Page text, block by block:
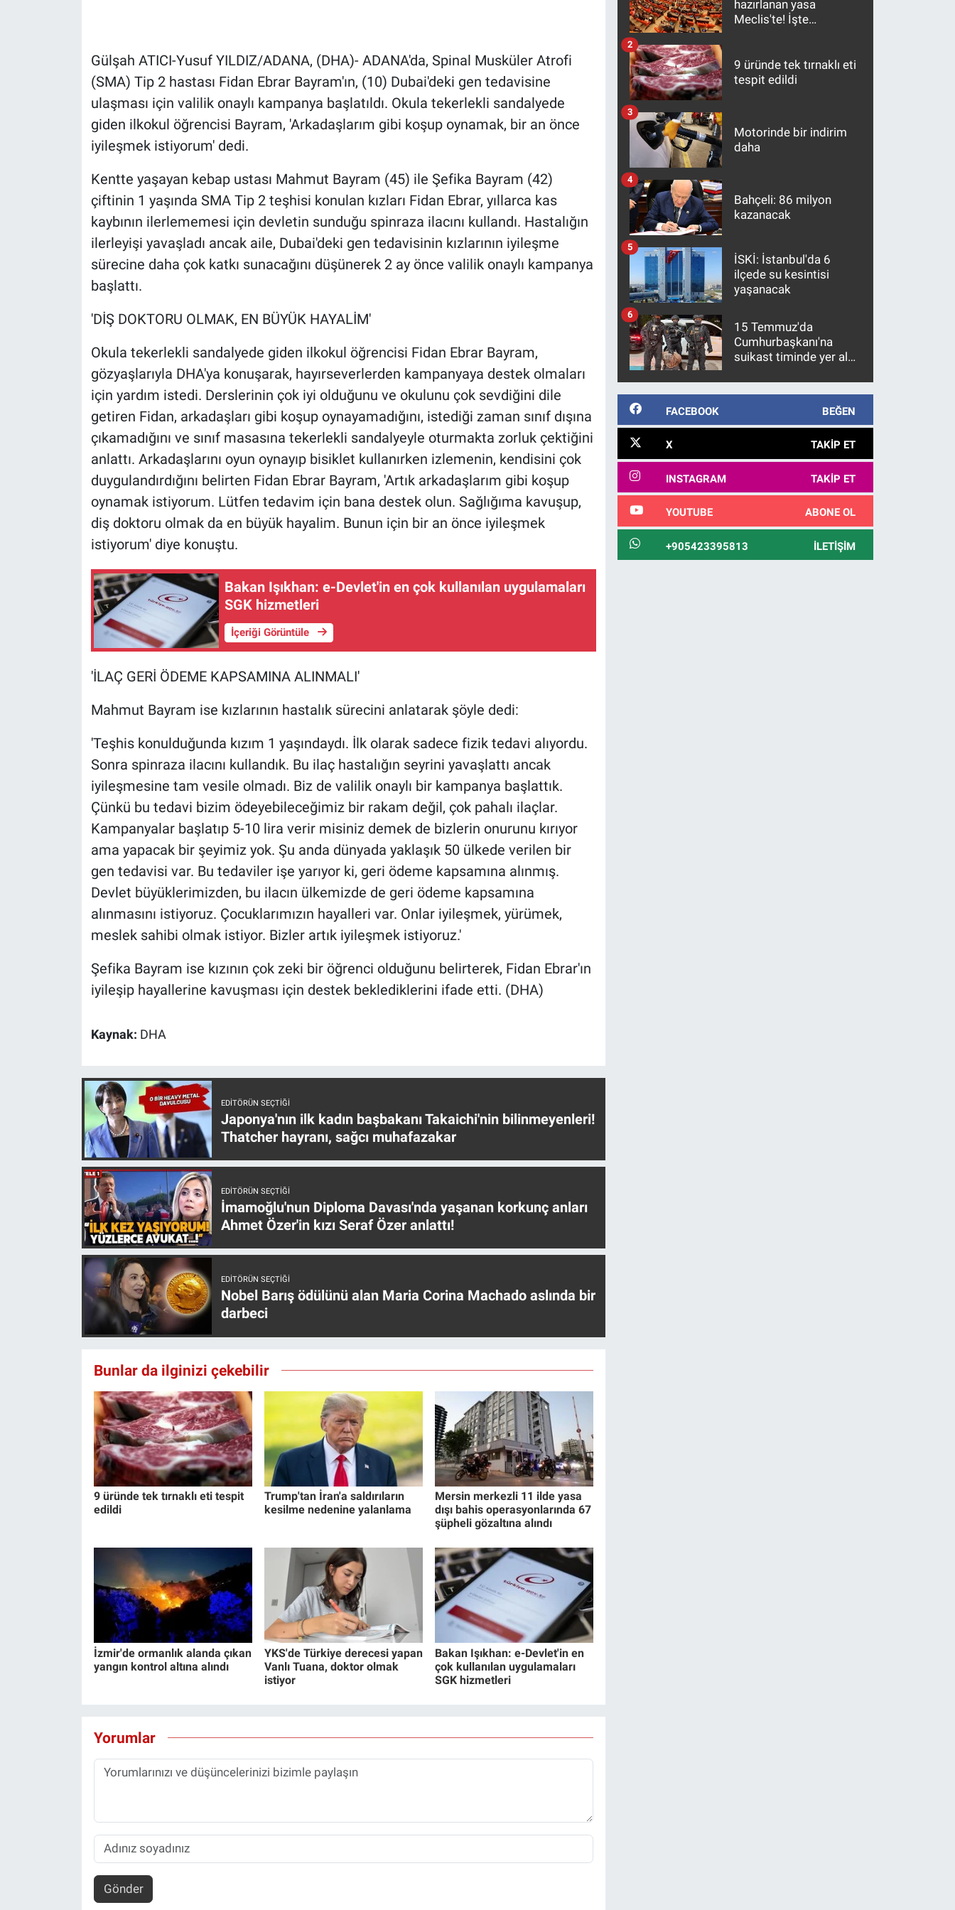
Gülşah ATICI-Yusuf YILDIZ/ADANA, (DHA)- ADANA'da, Spinal Musküler Atrofi
(SMA) Tip 2 hastası Fidan Ebrar Bayram'ın, (10) Dubai'deki gen tedavisine
ulaşması için valilik onaylı kampanya başlatıldı. Okula tekerlekli sandalyede
giden ilkokul öğrencisi Bayram, 'Arkadaşlarım gibi koşup oynamak, bir an önce
iyileşmek istiyorum' dedi.
Kentte yaşayan kebap ustası Mahmut Bayram (45) ile Şefika Bayram (42)
çiftinin 1 yaşında SMA Tip 2 teşhisi konulan kızları Fidan Ebrar, yıllarca kas
kaybının ilerlememesi için devletin sunduğu spinraza ilacını kullandı. Hastalığın
ilerleyişi yavaşladı ancak aile, Dubai'deki gen tedavisinin kızlarının iyileşme
sürecine daha çok katkı sunacağını düşünerek 2 ay önce valilik onaylı kampanya
başlattı.
'DİŞ DOKTORU OLMAK, EN BÜYÜK HAYALİM'
Okula tekerlekli sandalyede giden ilkokul öğrencisi Fidan Ebrar Bayram,
gözyaşlarıyla DHA'ya konuşarak, hayırseverlerden kampanyaya destek olmaları
için yardım istedi. Derslerinin çok iyi olduğunu ve okulunu çok sevdiğini dile
getiren Fidan, arkadaşları gibi koşup oynayamadığını, istediği zaman sınıf dışına
çıkamadığını ve sınıf masasına tekerlekli sandalyeyle oturmakta zorluk çektiğini
anlattı. Arkadaşlarını oyun oynayıp bisiklet kullanırken izlemenin, kendisini çok
duygulandırdığını belirten Fidan Ebrar Bayram, 'Artık arkadaşlarım gibi koşup
oynamak istiyorum. Lütfen tedavim için bana destek olun. Sağlığıma kavuşup,
diş doktoru olmak da en büyük hayalim. Bunun için bir an önce iyileşmek
istiyorum' diye konuştu.
Bakan Işıkhan: e-Devlet'in en çok kullanılan uygulamaları
SGK hizmetleri
İçeriği Görüntüle
'İLAÇ GERİ ÖDEME KAPSAMINA ALINMALI'
Mahmut Bayram ise kızlarının hastalık sürecini anlatarak şöyle dedi:
'Teşhis konulduğunda kızım 1 yaşındaydı. İlk olarak sadece fizik tedavi alıyordu.
Sonra spinraza ilacını kullandık. Bu ilaç hastalığın seyrini yavaşlattı ancak
iyileşmesine tam vesile olmadı. Biz de valilik onaylı bir kampanya başlattık.
Çünkü bu tedavi bizim ödeyebileceğimiz bir rakam değil, çok pahalı ilaçlar.
Kampanyalar başlatıp 5-10 lira verir misiniz demek de bizlerin onurunu kırıyor
ama yapacak bir şeyimiz yok. Şu anda dünyada yaklaşık 50 ülkede verilen bir
gen tedavisi var. Bu tedaviler işe yarıyor ki, geri ödeme kapsamına alınmış.
Devlet büyüklerimizden, bu ilacın ülkemizde de geri ödeme kapsamına
alınmasını istiyoruz. Çocuklarımızın hayalleri var. Onlar iyileşmek, yürümek,
meslek sahibi olmak istiyor. Bizler artık iyileşmek istiyoruz.'
Şefika Bayram ise kızının çok zeki bir öğrenci olduğunu belirterek, Fidan Ebrar'ın
iyileşip hayallerine kavuşması için destek beklediklerini ifade etti. (DHA)
Kaynak: DHA
EDITÖRÜN SEÇTIĞI
Japonya'nın ilk kadın başbakanı Takaichi'nin bilinmeyenleri!
Thatcher hayranı, sağcı muhafazakar
EDITÖRÜN SEÇTIĞI
İmamoğlu'nun Diploma Davası'nda yaşanan korkunç anları
Ahmet Özer'in kızı Seraf Özer anlattı!
EDITÖRÜN SEÇTIĞI
Nobel Barış ödülünü alan Maria Corina Machado aslında bir
darbeci
Bunlar da ilginizi çekebilir
9 üründe tek tırnaklı eti tespit
edildi
Trump'tan İran'a saldırıların
kesilme nedenine yalanlama
Mersin merkezli 11 ilde yasa
dışı bahis operasyonlarında 67
şüpheli gözaltına alındı
İzmir'de ormanlık alanda çıkan
yangın kontrol altına alındı
YKS'de Türkiye derecesi yapan
Vanlı Tuana, doktor olmak
istiyor
Bakan Işıkhan: e-Devlet'in en
çok kullanılan uygulamaları
SGK hizmetleri
Yorumlar
Gönder
hazırlanan yasa
Meclis'te! İşte
9 üründe tek tırnaklı eti
tespit edildi
2
Motorinde bir indirim
daha
3
Bahçeli: 86 milyon
kazanacak
4
İSKİ: İstanbul'da 6
ilçede su kesintisi
yaşanacak
5
15 Temmuz'da
Cumhurbaşkanı'na
suikast timinde yer alan
10 yıl sonra yakalandı
6
FACEBOOK BEĞEN
X TAKIP ET
INSTAGRAM TAKIP ET
YOUTUBE ABONE OL
+905423395813 İLETIŞIM
Günün görüntüsü
Koronavirüs
Kültür Sanat
Ne demişti
Programlar
Teknoloji
Türkiye'nin Geleceği
Türkiye'nin Gündemi
Yerel Gündem
Yerel Yaşam
Canlı Yayın